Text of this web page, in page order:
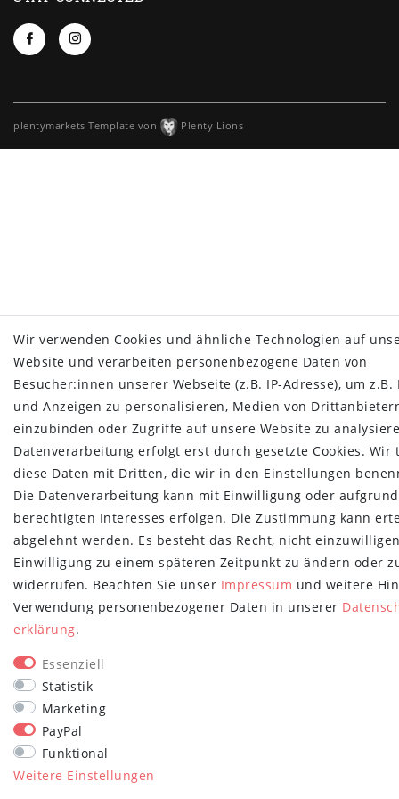
Wir verwenden Cookies und ähnliche Technologien auf
Website und verarbeiten personenbezogene Daten von
Besucher:innen unserer Webseite (z.B. IP-Adresse), um z.B.
und Anzeigen zu personalisieren, Medien von
einzubinden oder Zugriffe auf unsere Website zu
Datenverarbeitung erfolgt erst durch gesetzte Cookies. Wir
diese Daten mit Dritten, die wir in den Einstellungen
Die Datenverarbeitung kann mit Einwilligung oder
berechtigten Interesses erfolgen. Die Zustimmung kann
abgelehnt werden. Es besteht das Recht, nicht
Einwilligung zu einem späteren Zeitpunkt zu ändern oder
widerrufen. Beachten Sie unser Impressum und weitere
Verwendung personenbezogener Daten in unserer
erklärung.
Essenziell
Statistik
Marketing
PayPal
Funktional
Weitere Einstellungen
plentymarkets Template von Plenty Lions